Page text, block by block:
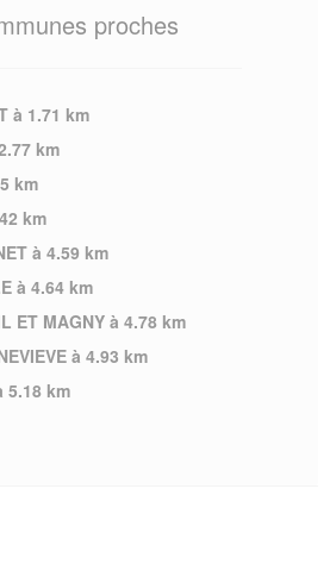
proches
à 1.71 km
km
km
km
à 4.59 km
à 4.64 km
ET MAGNY à 4.78 km
à 4.93 km
5.18 km